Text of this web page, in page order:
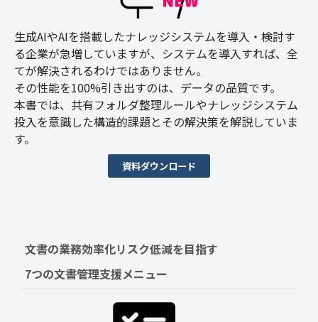
生成AIやAIを搭載したナレッジシステムを導入・検討す
る企業が急増していますが、システムを導入すれば、全
てが解決されるわけではありません。
その性能を100%引き出すのは、データの品質です。
本書では、共有フォルダ整理ルールやナレッジシステム
投入を意識した構造的課題とその解決策を解説していま
す。
資料ダウンロード
文書の業務効率化リスク低減を目指す
7つの文書管理支援メニュー